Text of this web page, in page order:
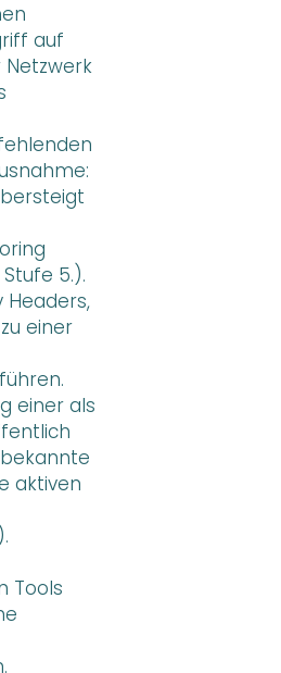
auf
5.).
Headers,
einer
einer als
aktiven
Tools